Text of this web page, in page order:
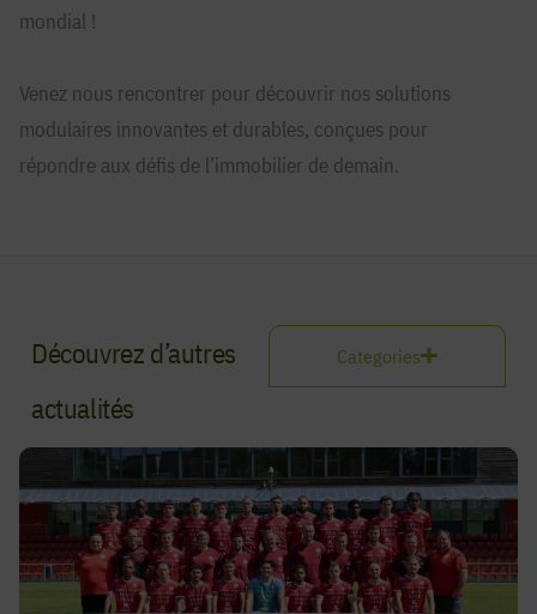
mondial !
Venez nous rencontrer pour découvrir nos solutions
modulaires innovantes et durables, conçues pour
répondre aux défis de l’immobilier de demain.
Découvrez d’autres
actualités
Categories